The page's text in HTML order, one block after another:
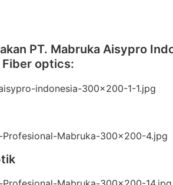
PT. Mabruka Aisypro
Fiber optics: